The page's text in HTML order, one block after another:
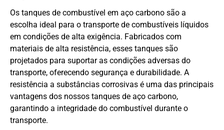
Os tanques de combustível em aço carbono são a
escolha ideal para o transporte de combustíveis líquidos
em condições de alta exigência. Fabricados com
materiais de alta resistência, esses tanques são
projetados para suportar as condições adversas do
transporte, oferecendo segurança e durabilidade. A
resistência a substâncias corrosivas é uma das principais
vantagens dos nossos tanques de aço carbono,
garantindo a integridade do combustível durante o
transporte.